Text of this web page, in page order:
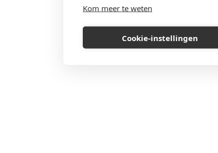
Kom meer te weten
Cookie-instellingen